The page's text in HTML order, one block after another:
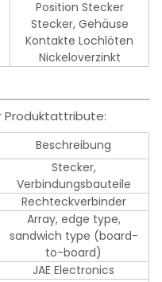
Position Stecker
Stecker, Gehäuse
Kontakte Lochlöten
Nickeloverzinkt
Produktattribute:
Beschreibung
Stecker,
Verbindungsbauteile
Rechteckverbinder
Array, edge type,
sandwich type (board-
to-board)
JAE Electronics